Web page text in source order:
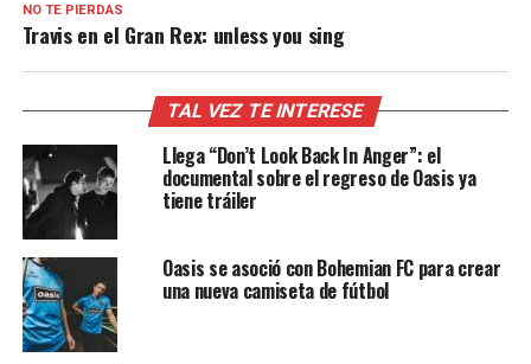
NO TE PIERDAS
Travis en el Gran Rex: unless you sing
TAL VEZ TE INTERESE
Llega “Don’t Look Back In Anger”: el
documental sobre el regreso de Oasis ya
tiene tráiler
Oasis se asoció con Bohemian FC para crear
una nueva camiseta de fútbol